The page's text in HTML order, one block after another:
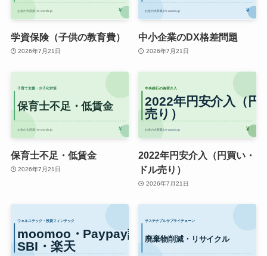
学資保険（子供の教育費）
2026年7月21日
中小企業のDX格差問題
2026年7月21日
保育士不足・低賃金
2026年7月21日
2022年円安介入（円買い・
ドル売り）
2026年7月21日